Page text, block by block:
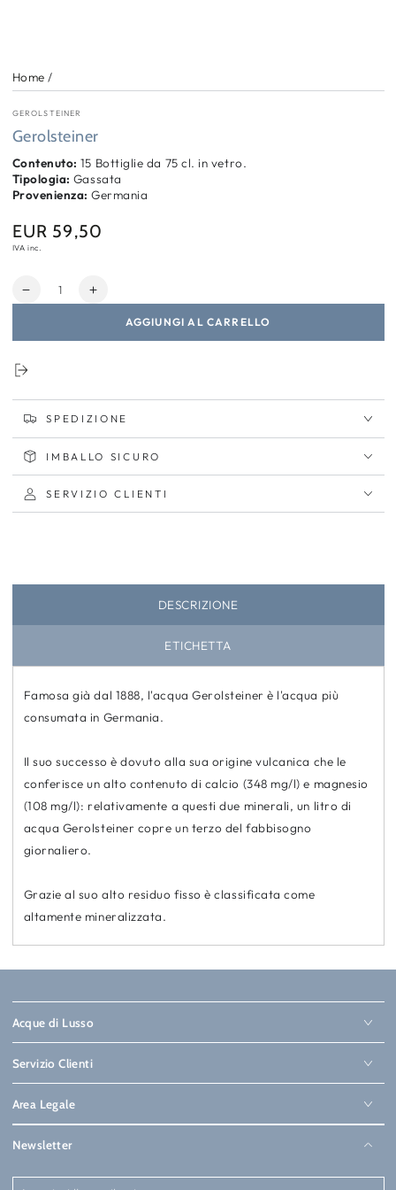
Home /
GEROLSTEINER
Gerolsteiner
Contenuto: 15 Bottiglie da 75 cl. in vetro.
Tipologia: Gassata
Provenienza: Germania
Prezzo
regolare
EUR 59,50
IVA inc.
Quantità
Diminuisci Aumenta
AGGIUNGI AL CARRELLO
SPEDIZIONE
IMBALLO SICURO
SERVIZIO CLIENTI
DESCRIZIONE
ETICHETTA
Famosa già dal 1888, l'acqua Gerolsteiner è l'acqua più
consumata in Germania.
Il suo successo è dovuto alla sua origine vulcanica che le
conferisce un alto contenuto di calcio (348 mg/l) e magnesio
(108 mg/l): relativamente a questi due minerali, un litro di
acqua Gerolsteiner copre un terzo del fabbisogno
giornaliero.
Grazie al suo alto residuo fisso è classificata come
altamente mineralizzata.
Acque di Lusso
Servizio Clienti
Area Legale
Newsletter